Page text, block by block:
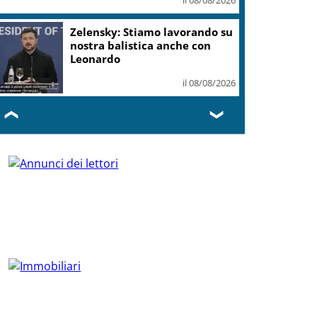
Zelensky: Stiamo lavorando su
nostra balistica anche con
Leonardo
il 08/08/2026
❮ ❯